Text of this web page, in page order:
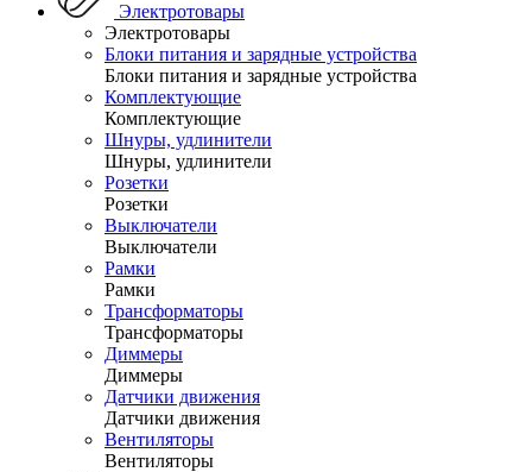
Электротовары
Электротовары
Блоки питания и зарядные устройства
Блоки питания и зарядные устройства
Комплектующие
Комплектующие
Шнуры, удлинители
Шнуры, удлинители
Розетки
Розетки
Выключатели
Выключатели
Рамки
Рамки
Трансформаторы
Трансформаторы
Диммеры
Диммеры
Датчики движения
Датчики движения
Вентиляторы
Вентиляторы